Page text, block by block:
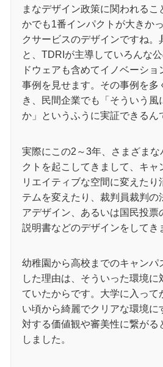
まなデザイン政策に関われるこ
かでも1番インパクトが大きか
クサービスのデザインですね。
と、TDRIが主導していろんな
ドウェアも含めてイノベーシ
事例を見せます。その事例を多
き、民間企業でも「そういう風
か」というふうに実証できるん
実際にこの2～3年、さまざまな
クトを起こしてきまして、キャ
リエイティブな空間に変えたり
テムを変えたり、裁判員裁判の
アデザイン、あるいは国民投票
説明書などのデザインをしてき
幼稚園から高校までのキャンパ
した理由は、そういった環境に
ていたからです。大学に入って
い頃から綺麗でクリアな環境に
対する価値観や審美性に繋がる
しました。